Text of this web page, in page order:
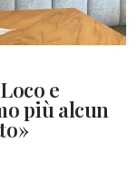
e
più alcun